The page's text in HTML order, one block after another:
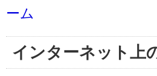
ーム
インターネット上